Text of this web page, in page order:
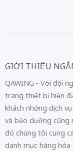
GIỚI THIỆU
QAWING - Với đội
trang thiết bị hiện
khách những dịch
và bảo dưỡng cũng
đó chúng tôi cung
danh mục hàng